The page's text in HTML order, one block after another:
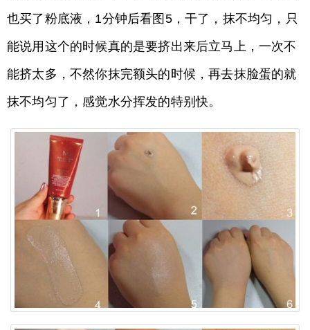
也买了粉底液，1分钟后看图5，干了，抹不均匀，只
能说用这个的时候真的是要挤出来后立马上，一次不
能挤太多，不然你抹完额头的时候，再去抹脸蛋的就
抹不均匀了，感觉水分挥发的特别快。